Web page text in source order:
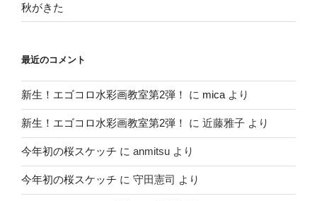
秋がきた
最近のコメント
新生！エゴコロ水彩画教室第2弾！ に micaより
新生！エゴコロ水彩画教室第2弾！ に 近藤雅子 より
今年初の桜スケッチ に anmitsu より
今年初の桜スケッチ に 守田憲司 より